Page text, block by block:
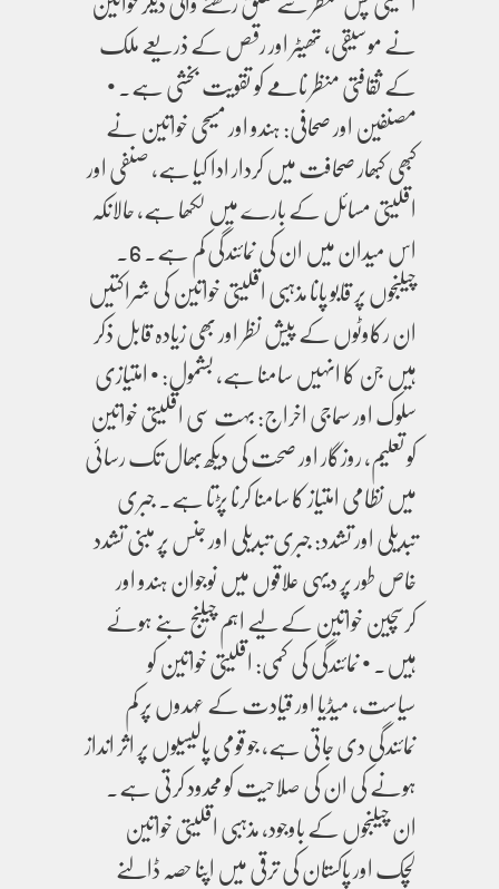
نے موسیقی، تھیٹر اور رقص کے ذریعے ملک
کے ثقافتی منظر نامے کو تقویت بخشی ہے۔ •
مصنفین اور صحافی: ہندو اور مسیحی خواتین نے
کبھی کبھار صحافت میں کردار ادا کیا ہے، صنفی اور
اقلیتی مسائل کے بارے میں لکھا ہے، حالانکہ
اس میدان میں ان کی نمائندگی کم ہے۔ 6.
چیلنجوں پر قابو پانا مذہبی اقلیتی خواتین کی شراکتیں
ان رکاوٹوں کے پیش نظر اور بھی زیادہ قابل ذکر
ہیں جن کا انہیں سامنا ہے، بشمول: • امتیازی
سلوک اور سماجی اخراج: بہت سی اقلیتی خواتین
کو تعلیم، روزگار اور صحت کی دیکھ بھال تک رسائی
میں نظامی امتیاز کا سامنا کرنا پڑتا ہے۔ جبری
تبدیلی اور تشدد: جبری تبدیلی اور جنس پر مبنی تشدد
خاص طور پر دیہی علاقوں میں نوجوان ہندو اور
کرسچین خواتین کے لیے اہم چیلنج بنے ہوئے
ہیں۔ • نمائندگی کی کمی: اقلیتی خواتین کو
سیاست، میڈیا اور قیادت کے عہدوں پر کم
نمائندگی دی جاتی ہے، جو قومی پالیسیوں پر اثر انداز
ہونے کی ان کی صلاحیت کو محدود کرتی ہے۔
ان چیلنجوں کے باوجود، مذہبی اقلیتی خواتین
لچک اور پاکستان کی ترقی میں اپنا حصہ ڈالنے